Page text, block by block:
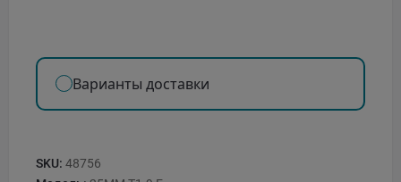
Варианты доставки
SKU: 48756